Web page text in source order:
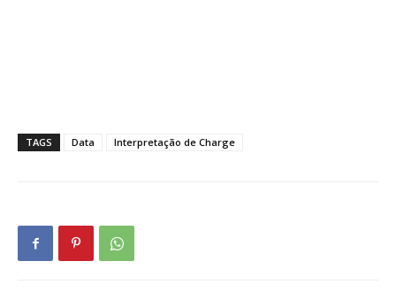
TAGS Data Interpretação de Charge